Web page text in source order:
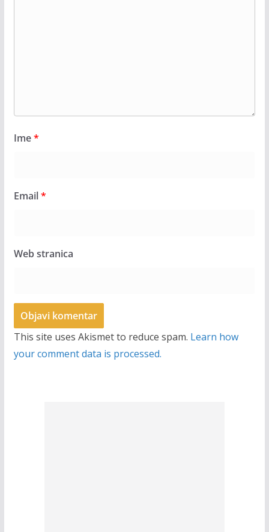
Ime*
Email*
Web stranica
This site uses Akismet to reduce spam. Learn how
your comment data is processed.